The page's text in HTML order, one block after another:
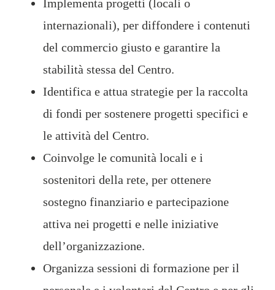
Implementa progetti (locali o
internazionali), per diffondere i contenuti
del commercio giusto e garantire la
stabilità stessa del Centro.
Identifica e attua strategie per la raccolta
di fondi per sostenere progetti specifici e
le attività del Centro.
Coinvolge le comunità locali e i
sostenitori della rete, per ottenere
sostegno finanziario e partecipazione
attiva nei progetti e nelle iniziative
dell’organizzazione.
Organizza sessioni di formazione per il